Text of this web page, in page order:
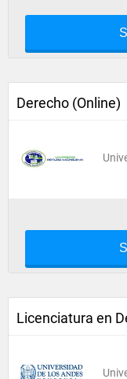
Derecho (Online)
Licenciatura en